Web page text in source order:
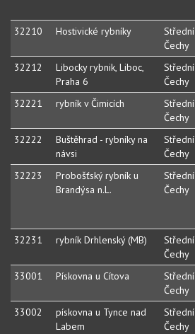
32210
Hostivické rybníky
Střední
Čechy
32212
Libocky rybnik, Liboc,
Praha 6
Střední
Čechy
32221
rybník v Čimicích
Střední
Čechy
32222
Buštěhrad - rybníky na
návsi
Střední
Čechy
32223
Probošťský rybník u
Brandýsa n.L.
Střední
Čechy
32231
rybník Drhlenský (MB)
Střední
Čechy
33001
Pískovna u Cítova
Střední
Čechy
33002
pískovna u Tynce nad
Labem
Střední
Čechy